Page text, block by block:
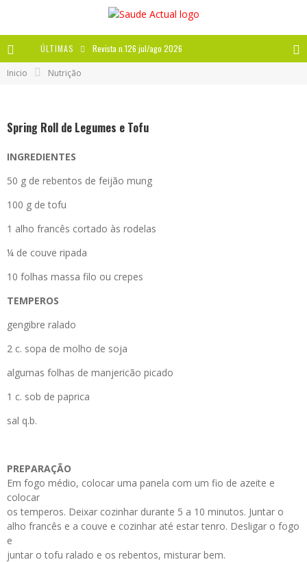
ÚLTIMAS Revista n.126 jul/ago 2026
A IMPORTÂNCIA DOS ANTIOXIDANTES
Inicio Nutrição
Spring Roll de Legumes e Tofu
INGREDIENTES
50 g de rebentos de feijão mung
100 g de tofu
1 alho francês cortado às rodelas
¼ de couve ripada
10 folhas massa filo ou crepes
TEMPEROS
gengibre ralado
2 c. sopa de molho de soja
algumas folhas de manjericão picado
1 c. sob de paprica
sal q.b.
PREPARAÇÃO
Em fogo médio, colocar uma panela com um fio de azeite e
colocar
os temperos. Deixar cozinhar durante 5 a 10 minutos. Juntar o
alho francês e a couve e cozinhar até estar tenro. Desligar o fogo
e
juntar o tofu ralado e os rebentos, misturar bem.